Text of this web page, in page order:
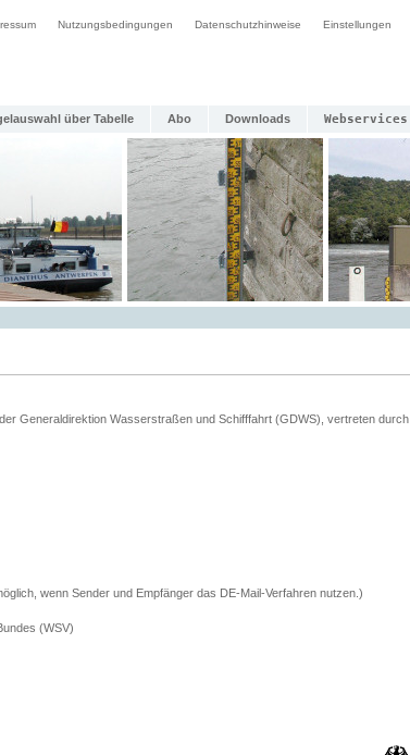
Nutzungsbedingungen Datenschutzhinweise Einstellungen
über Tabelle Abo Downloads Webservices
Generaldirektion Wasserstraßen und Schifffahrt (GDWS), vertreten durch
wenn Sender und Empfänger das DE-Mail-Verfahren nutzen.)
(WSV)